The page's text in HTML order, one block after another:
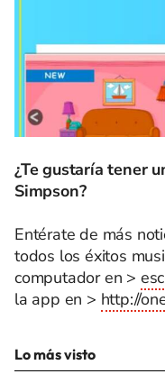
¿Te gustaría tener
Simpson?
Entérate de más
todos los éxitos
computador en >
la app en > http://
Lo más visto